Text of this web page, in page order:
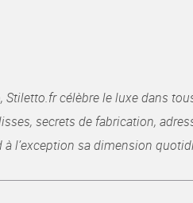
célèbre le luxe dans
secrets de fabrication,
l’exception sa dimension